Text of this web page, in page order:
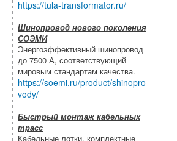
https://tula-transformator.ru/
Шинопровод нового поколения
СОЭМИ
Энергоэффективный шинопровод
до 7500 А, соответствующий
мировым стандартам качества.
https://soemi.ru/product/shinopro
vody/
Быстрый монтаж кабельных
трасс
Кабельные лотки, комплектные